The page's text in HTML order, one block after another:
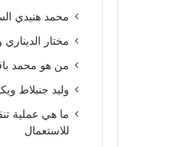
محمد هنيدي
مختار الديناري
من هو محمد
وليد جنبلاط
ما هي عملية
للاستعمال